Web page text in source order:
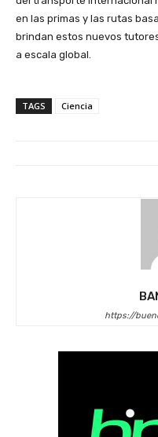
en las primas y las rutas
brindan estos nuevos
a escala global.
TAGS Ciencia
https://